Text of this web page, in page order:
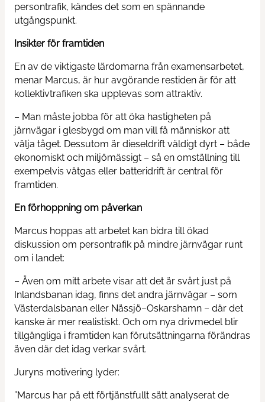
persontrafik, kändes det som en spännande
utgångspunkt.
Insikter för framtiden
En av de viktigaste lärdomarna från examensarbetet,
menar Marcus, är hur avgörande restiden är för att
kollektivtrafiken ska upplevas som attraktiv.
– Man måste jobba för att öka hastigheten på
järnvägar i glesbygd om man vill få människor att
välja tåget. Dessutom är dieseldrift väldigt dyrt – både
ekonomiskt och miljömässigt – så en omställning till
exempelvis vätgas eller batteridrift är central för
framtiden.
En förhoppning om påverkan
Marcus hoppas att arbetet kan bidra till ökad
diskussion om persontrafik på mindre järnvägar runt
om i landet:
– Även om mitt arbete visar att det är svårt just på
Inlandsbanan idag, finns det andra järnvägar – som
Västerdalsbanan eller Nässjö–Oskarshamn – där det
kanske är mer realistiskt. Och om nya drivmedel blir
tillgängliga i framtiden kan förutsättningarna förändras
även där det idag verkar svårt.
Juryns motivering lyder:
”Marcus har på ett förtjänstfullt sätt analyserat de